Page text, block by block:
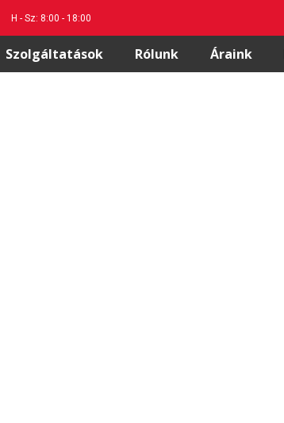
H - Sz: 8:00 - 18:00
Szolgáltatások Rólunk Áraink